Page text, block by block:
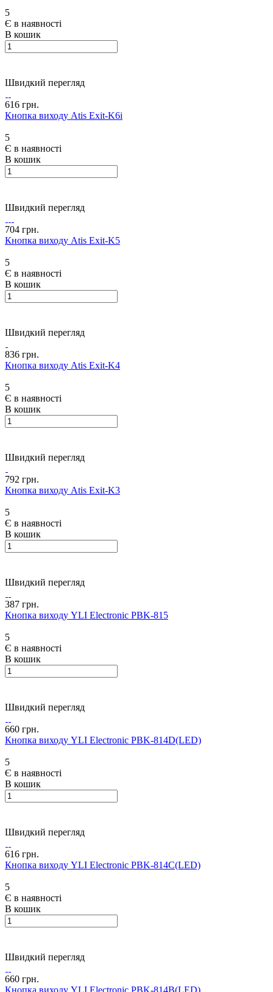
5
Є в наявності
В кошик
Швидкий перегляд
616 грн.
Кнопка виходу Atis Exit-K6i
5
Є в наявності
В кошик
Швидкий перегляд
704 грн.
Кнопка виходу Atis Exit-K5
5
Є в наявності
В кошик
Швидкий перегляд
836 грн.
Кнопка виходу Atis Exit-K4
5
Є в наявності
В кошик
Швидкий перегляд
792 грн.
Кнопка виходу Atis Exit-K3
5
Є в наявності
В кошик
Швидкий перегляд
387 грн.
Кнопка виходу YLI Electronic PBK-815
5
Є в наявності
В кошик
Швидкий перегляд
660 грн.
Кнопка виходу YLI Electronic PBK-814D(LED)
5
Є в наявності
В кошик
Швидкий перегляд
616 грн.
Кнопка виходу YLI Electronic PBK-814C(LED)
5
Є в наявності
В кошик
Швидкий перегляд
660 грн.
Кнопка виходу YLI Electronic PBK-814B(LED)